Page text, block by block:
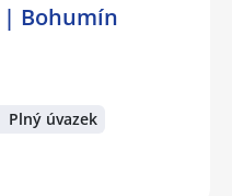
| Bohumín
Plný úvazek